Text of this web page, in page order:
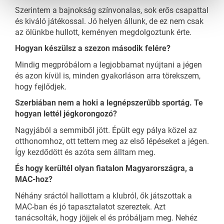
Szerintem a bajnokság színvonalas, sok erős csapattal
és kiváló játékossal. Jó helyen állunk, de ez nem csak
az ölünkbe hullott, keményen megdolgoztunk érte.
Hogyan készülsz a szezon második felére?
Mindig megpróbálom a legjobbamat nyújtani a jégen
és azon kívül is, minden gyakorláson arra törekszem,
hogy fejlődjek.
Szerbiában nem a hoki a legnépszerűbb sportág. Te
hogyan lettél jégkorongozó?
Nagyjából a semmiből jött. Épült egy pálya közel az
otthonomhoz, ott tettem meg az első lépéseket a jégen.
Így kezdődött és azóta sem álltam meg.
És hogy kerültél olyan fiatalon Magyarországra, a
MAC-hoz?
Néhány sráctól hallottam a klubról, ők játszottak a
MAC-ban és jó tapasztalatot szereztek. Azt
tanácsolták, hogy jöjjek el és próbáljam meg. Nehéz